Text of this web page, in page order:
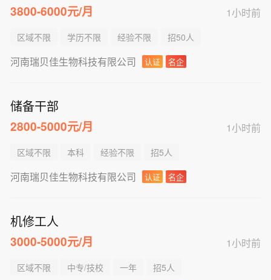
3800-6000元/月 1小时前
区域不限 学历不限 经验不限 招50人
河南瑞贝佳生物科技有限公司 认证 名企
储备干部
2800-5000元/月 1小时前
区域不限 本科 经验不限 招5人
河南瑞贝佳生物科技有限公司 认证 名企
机修工人
3000-5000元/月 1小时前
区域不限 中专/技校 一年 招5人